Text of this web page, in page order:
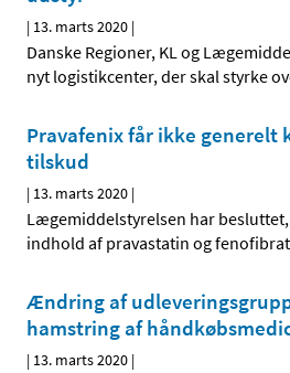
| 13. marts 2020 |
Danske Regioner, KL og
nyt logistikcenter, der skal styrke
Pravafenix får ikke generelt
tilskud
| 13. marts 2020 |
Lægemiddelstyrelsen har
indhold af pravastatin og
Ændring af
hamstring af
| 13. marts 2020 |